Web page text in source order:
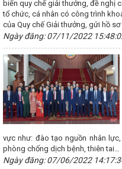
Hội Hữu nghị Việt Nam-
Công thương vùng Bắc Trung
giới thiệu gần 50 sản
Trung – Tây Nguyên tổ
Công nghệ bảo vệ môi
chào mừng Đại hội
lượng hydrogen của Việt
tịch nước Tô Lâm gặp
TRIỂN CÔNG NGHIỆP CHẾ
bảo vận hành an toàn,
án sắp xếp huyện, xã theo
XV
TỔ CÔNG TÁC BỘ
Lễ ký kết Bản ghi nhớ
và Đại sứ quán Liên hiệp
năm 2025 tại nhà máy nhiệt
viên, người lao động ngành
biến quy chế giải thưởng, đề nghị
tổ chức, cá nhân có công trình
của Quy chế Giải thưởng, gửi hồ
Ngày đăng: 07/11/2022
vực như: đào tạo nguồn nhân
phòng chống dịch bệnh, thiên tai…
Ngày đăng: 07/06/2022